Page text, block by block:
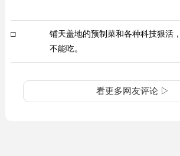
□
铺天盖地的预制菜和各种科技狠活
不能吃。
看更多网友评论 ▷